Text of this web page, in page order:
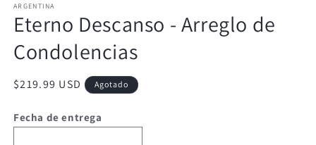
multimedia
1
en
ventana
modal
ARGENTINA
Eterno Descanso - Arreglo de
Condolencias
Precio
$219.99 USD Agotado
Fecha de entrega